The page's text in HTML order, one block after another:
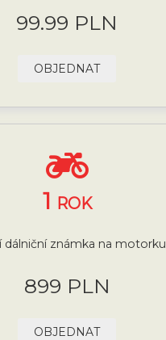
99.99 PLN
OBJEDNAT
1 ROK
dálniční známka na motorku
899 PLN
OBJEDNAT